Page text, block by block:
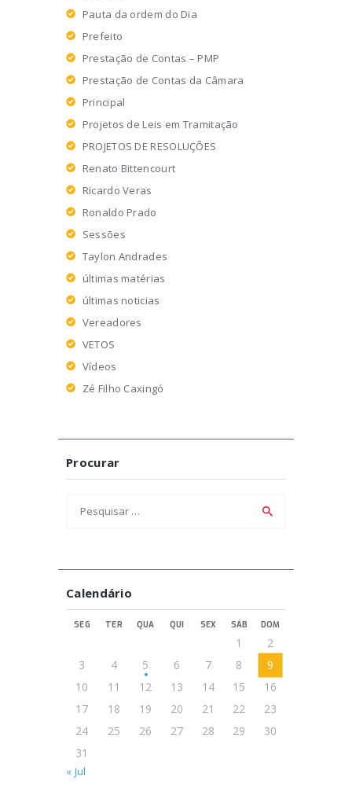
Pauta da ordem do Dia
Prefeito
Prestação de Contas – PMP
Prestação de Contas da Câmara
Principal
Projetos de Leis em Tramitação
PROJETOS DE RESOLUÇÕES
Renato Bittencourt
Ricardo Veras
Ronaldo Prado
Sessões
Taylon Andrades
últimas matérias
últimas noticias
Vereadores
VETOS
Vídeos
Zé Filho Caxingó
Procurar
por:
Calendário
SEG TER QUA QUI SEX SÁB DOM
1
2
3
4 5 6 7 8
9
10
11 12 13 14 15
16
17
18 19 20 21 22
23
24
25 26 27 28 29
30
31
« Jul